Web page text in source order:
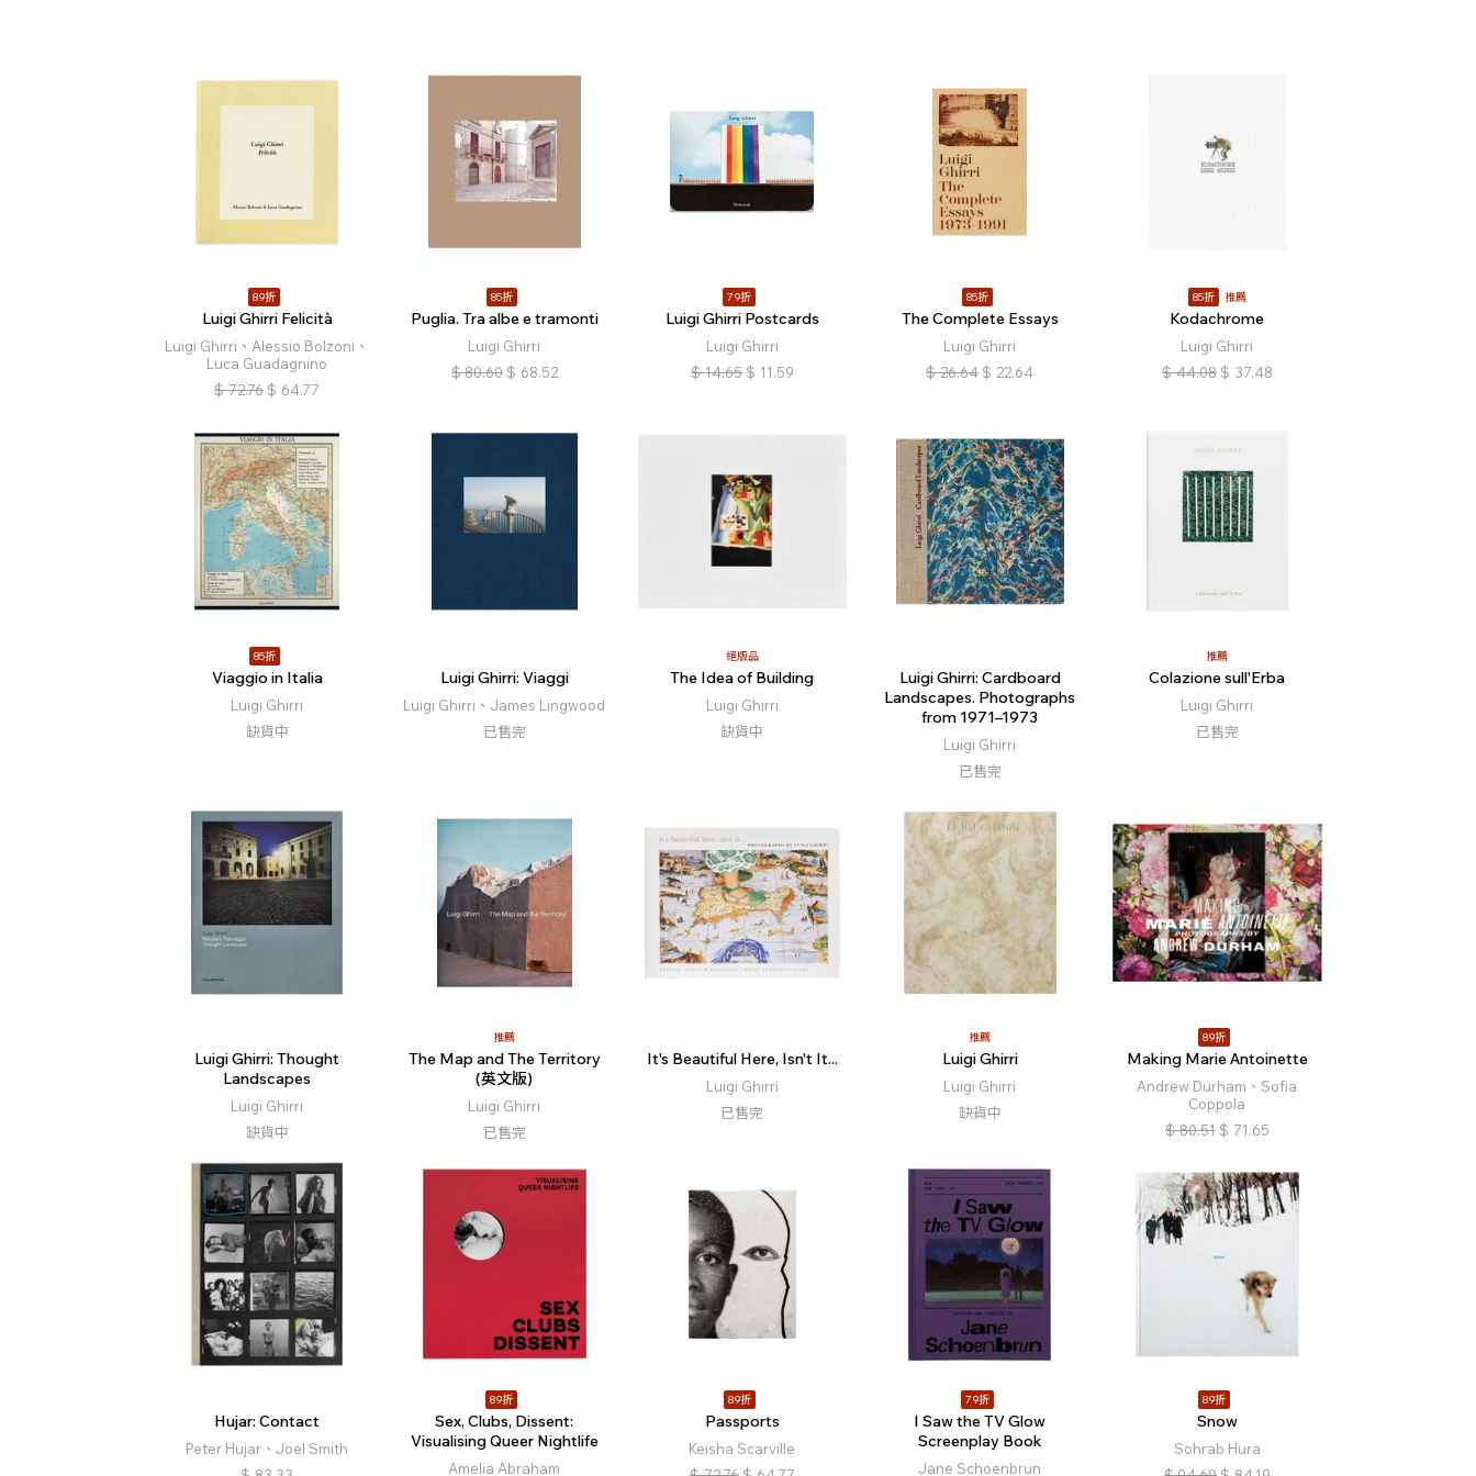
89折
Luigi Ghirri Felicità
Luigi Ghirri、Alessio Bolzoni、
Luca Guadagnino
$ 72.76 $ 64.77
85折
Puglia. Tra albe e tramonti
Luigi Ghirri
$ 80.60 $ 68.52
79折
Luigi Ghirri Postcards
Luigi Ghirri
$ 14.65 $ 11.59
85折
The Complete Essays
Luigi Ghirri
$ 26.64 $ 22.64
85折 推薦
Kodachrome
Luigi Ghirri
$ 44.08 $ 37.48
85折
Viaggio in Italia
Luigi Ghirri
缺貨中
Luigi Ghirri: Viaggi
Luigi Ghirri、James Lingwood
已售完
絕版品
The Idea of Building
Luigi Ghirri
缺貨中
Luigi Ghirri: Cardboard
Landscapes. Photographs
from 1971–1973
Luigi Ghirri
已售完
推薦
Colazione sull'Erba
Luigi Ghirri
已售完
Luigi Ghirri: Thought
Landscapes
Luigi Ghirri
缺貨中
推薦
The Map and The Territory
(英文版)
Luigi Ghirri
已售完
It's Beautiful Here, Isn't It...
Luigi Ghirri
已售完
推薦
Luigi Ghirri
Luigi Ghirri
缺貨中
89折
Making Marie Antoinette
Andrew Durham、Sofia
Coppola
$ 80.51 $ 71.65
Hujar: Contact
Peter Hujar、Joel Smith
89折
Sex, Clubs, Dissent:
Visualising Queer Nightlife
Amelia Abraham
89折
Passports
Keisha Scarville
79折
I Saw the TV Glow
Screenplay Book
Jane Schoenbrun
89折
Snow
Sohrab Hura